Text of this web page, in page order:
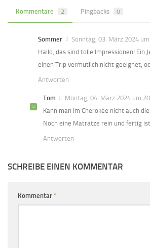
Kommentare 2 Pingbacks 0
Sommer
Sonntag, 03. März 2024
Hallo, das sind tolle Impressionen! Ein
einen Trip vermutlich nicht geeignet,
Antworten
Tom
Montag, 04. März 2024 um
Kann man im Cherokee nicht auch
Noch eine Matratze rein und fertig
Antworten
SCHREIBE EINEN KOMMENTAR
Kommentar *